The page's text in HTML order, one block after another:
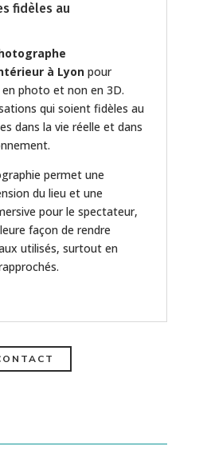
fidèles au
à Lyonpour
photo et non en 3D.
qui soient fidèles au
dans la vie réelle et dans
permet une
du lieu et une
pour le spectateur,
façon de rendre
utilisés, surtout en